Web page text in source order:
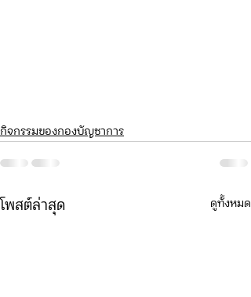
กิจกรรมของกองบัญชาการ
โพสต์ล่าสุด ดูทั้งหมด